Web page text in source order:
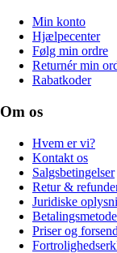
Min konto
Hjælpecenter
Følg min ordre
Returnér min
Rabatkoder
Om os
Hvem er vi?
Kontakt os
Salgsbetingelser
Retur &
Juridiske
Priser og